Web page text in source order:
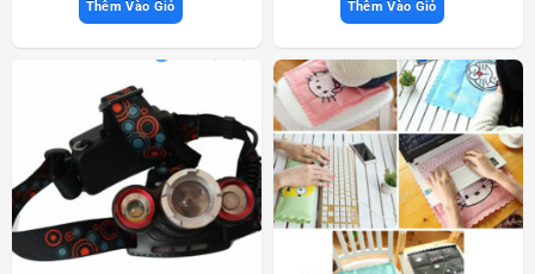
Thêm Vào Giỏ Thêm Vào Giỏ